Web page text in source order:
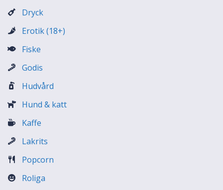
Dryck
Erotik (18+)
Fiske
Godis
Hudvård
Hund & katt
Kaffe
Lakrits
Popcorn
Roliga